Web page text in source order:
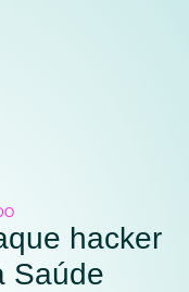
hacker
Saúde